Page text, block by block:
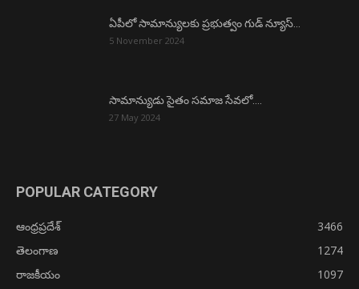
ఏపీలో సామాన్యులకు ప్రభుత్వం గుడ్ న్యూస్…
5 November 2024
సామాన్యుడు సైతం సమాజ సేవలో….
27 May 2024
POPULAR CATEGORY
ఆంధ్రప్రదేశ్
3466
తెలంగాణ
1274
రాజకీయం
1097